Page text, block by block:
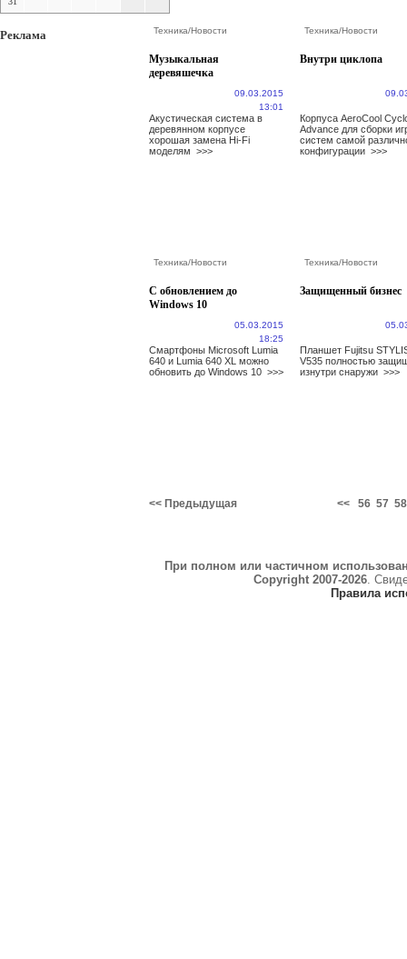
Реклама Техника/Новости
Музыкальная
деревяшечка
09.03.2015
13:01
Акустическая система в
деревянном корпусе
хорошая замена Hi-Fi
моделям >>>
Техника/Новости
Внутри циклопа
Корпуса AeroCool
Advance для сборки
систем самой
конфигурации >>>
Техника/Новости
С обновлением до
Windows 10
05.03.2015
18:25
Смартфоны Microsoft Lumia
640 и Lumia 640 XL можно
обновить до Windows 10 >>>
Техника/Новости
Защищенный бизнес
Планшет Fujitsu
V535 полностью
изнутри снаружи >>>
<< Предыдущая << 56 57 58
При полном или частичном
Copyright 2007-2026.
Правила